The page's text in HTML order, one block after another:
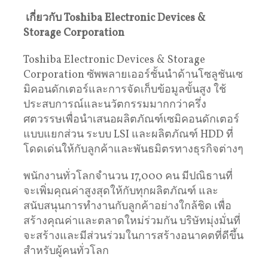
เกี่ยวกับToshiba Electronic Devices &
Storage Corporation
Toshiba Electronic Devices & Storage
Corporation ซัพพลายเออร์ชั้นนำด้านโซลูชันเซ
มิคอนดักเตอร์และการจัดเก็บข้อมูลขั้นสูง ใช้
ประสบการณ์และนวัตกรรมมากกว่าครึ่ง
ศตวรรษเพื่อนำเสนอผลิตภัณฑ์เซมิคอนดักเตอร์
แบบแยกส่วน ระบบ LSI และผลิตภัณฑ์ HDD ที่
โดดเด่นให้กับลูกค้าและพันธมิตรทางธุรกิจต่างๆ
พนักงานทั่วโลกจำนวน 17,000 คน มีปณิธานที่
จะเพิ่มคุณค่าสูงสุดให้กับทุกผลิตภัณฑ์ และ
สนับสนุนการทำงานกับลูกค้าอย่างใกล้ชิด เพื่อ
สร้างคุณค่าและตลาดใหม่ร่วมกัน บริษัทมุ่งมั่นที่
จะสร้างและมีส่วนร่วมในการสร้างอนาคตที่ดีขึ้น
สำหรับผู้คนทั่วโลก